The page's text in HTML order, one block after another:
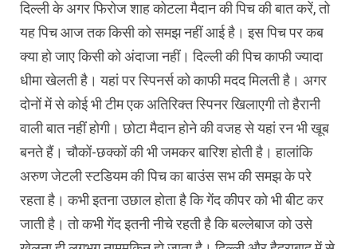
दिल्ली के अगर फिरोज शाह कोटला मैदान की पिच की बात करें, तो
यह पिच आज तक किसी को समझ नहीं आई है। इस पिच पर कब
क्या हो जाए किसी को अंदाजा नहीं। दिल्ली की पिच काफी ज्यादा
धीमा खेलती है। यहां पर स्पिनर्स को काफी मदद मिलती है। अगर
दोनों में से कोई भी टीम एक अतिरिक्त स्पिनर खिलाएगी तो हैरानी
वाली बात नहीं होगी। छोटा मैदान होने की वजह से यहां रन भी खूब
बनते हैं। चौकों-छक्कों की भी जमकर बारिश होती है। हालांकि
अरुण जेटली स्टडियम की पिच का बाउंस सभ की समझ के परे
रहता है। कभी इतना उछाल होता है कि गेंद कीपर को भी बीट कर
जाती है। तो कभी गेंद इतनी नीचे रहती है कि बल्लेबाज को उसे